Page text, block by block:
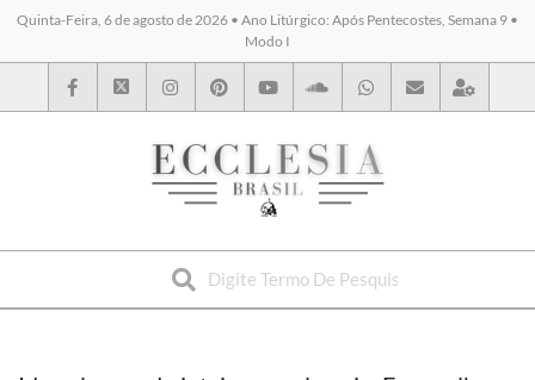
Quinta-Feira, 6 de agosto de 2026 • Ano Litúrgico: Após Pentecostes, Semana 9 •
Modo I
BYBLOS